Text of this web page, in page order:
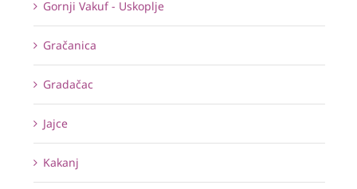
Gornji Vakuf - Uskoplje
Gračanica
Gradačac
Jajce
Kakanj